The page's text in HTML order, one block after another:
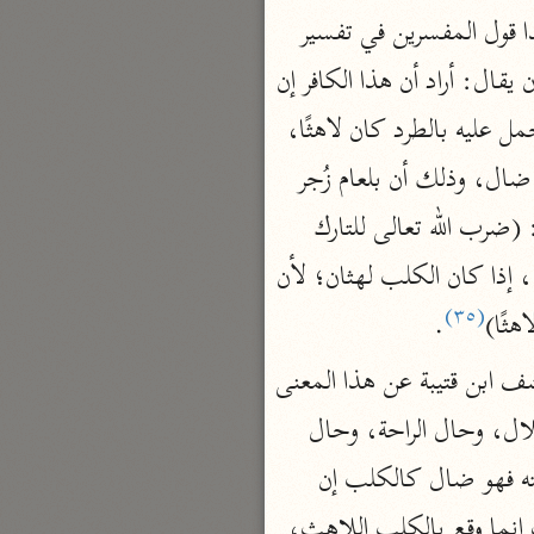
نحو ٣ مجلدات
الوجيز
الواحدي (٤٦٨ هـ)
نحو مجلد
تفسير القرآن العزيز
ابن أبي زمنين (٣٩٩ هـ)
نحو مجلدين
موسوعة التفسير المأثور
معهد الشاطبي
٢٣ مجلدًا
، فهذا قول المفسرين في تفسير
في الحالتين ضال، وذلك أن بلعام زُجر
(٣٥)
.